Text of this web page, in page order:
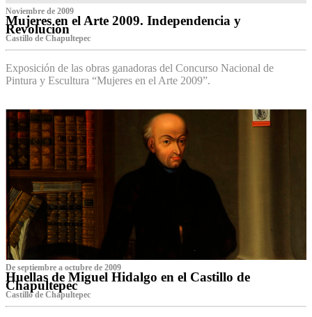
Noviembre de 2009
Mujeres en el Arte 2009. Independencia y
Revolución
Castillo de Chapultepec
Exposición de las obras ganadoras del Concurso Nacional de
Pintura y Escultura “Mujeres en el Arte 2009”.
De septiembre a octubre de 2009
Huellas de Miguel Hidalgo en el Castillo de
Chapultepec
Castillo de Chapultepec